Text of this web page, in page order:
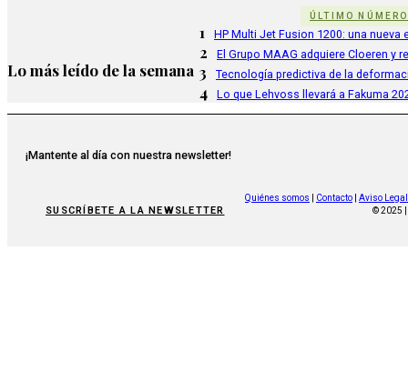
ÚLTIMO NÚMERO
Lo más leído de la semana
1 HP Multi Jet Fusion 1200: una
2 El Grupo MAAG adquiere Cloeren
3 Tecnología predictiva de la
4 Lo que Lehvoss llevará a Fakuma
¡Mantente al día con nuestra newsletter!
SUSCRÍBETE A LA NEWSLETTER
Quiénes somos Contacto
Aviso Legal
© 2025